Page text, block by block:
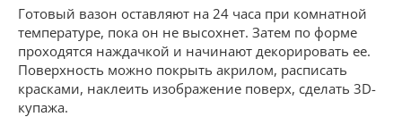
Готовый вазон оставляют на 24 часа при комнатной
температуре, пока он не высохнет. Затем по форме
проходятся наждачкой и начинают декорировать ее.
Поверхность можно покрыть акрилом, расписать
красками, наклеить изображение поверх, сделать 3D-
купажа.